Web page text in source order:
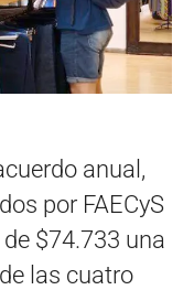
anual,
por FAECyS
$74.733 una
las cuatro